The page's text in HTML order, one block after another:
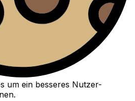
um ein besseres Nutzer-